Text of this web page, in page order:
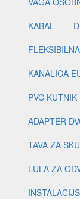
KABAL
KANALICA
PVC KUTNIK
ADAPTER
TAVA ZA
LULA ZA